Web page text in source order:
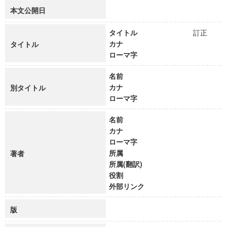
本文公開日
タイトル
タイトル
訂正
カナ
ローマ字
別タイトル
名前
カナ
ローマ字
著者
名前
カナ
ローマ字
所属
所属(翻訳)
役割
外部リンク
版